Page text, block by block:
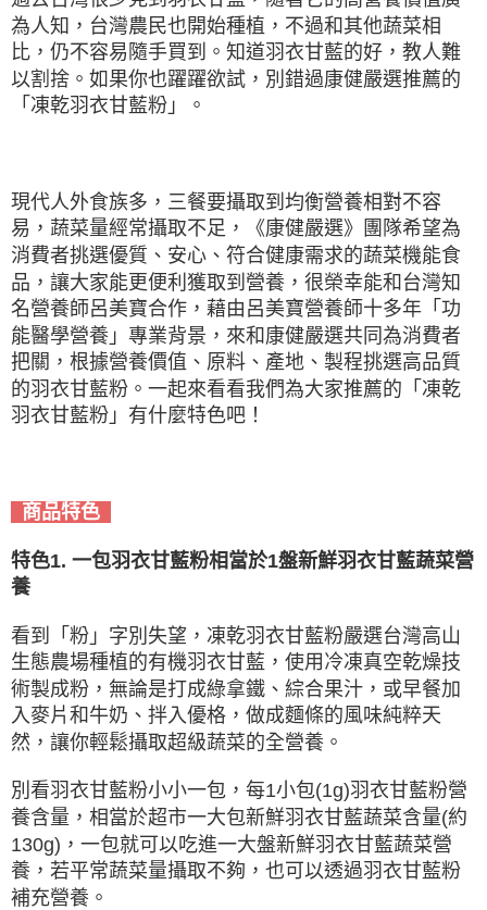
為人知，台灣農民也開始種植，不過和其他蔬菜相
比，仍不容易隨手買到。知道羽衣甘藍的好，教人難
以割捨。如果你也躍躍欲試，別錯過康健嚴選推薦的
「凍乾羽衣甘藍粉」。
現代人外食族多，三餐要攝取到均衡營養相對不容
易，蔬菜量經常攝取不足，《康健嚴選》團隊希望為
消費者挑選優質、安心、符合健康需求的蔬菜機能食
品，讓大家能更便利獲取到營養，很榮幸能和台灣知
名營養師呂美寶合作，藉由呂美寶營養師十多年「功
能醫學營養」專業背景，來和康健嚴選共同為消費者
把關，根據營養價值、原料、產地、製程挑選高品質
的羽衣甘藍粉。一起來看看我們為大家推薦的「凍乾
羽衣甘藍粉」有什麼特色吧！
商品特色
特色1. 一包羽衣甘藍粉相當於1盤新鮮羽衣甘藍蔬菜營
養
看到「粉」字別失望，凍乾羽衣甘藍粉嚴選台灣高山
生態農場種植的有機羽衣甘藍，使用冷凍真空乾燥技
術製成粉，無論是打成綠拿鐵、綜合果汁，或早餐加
入麥片和牛奶、拌入優格，做成麵條的風味純粹天
然，讓你輕鬆攝取超級蔬菜的全營養。
別看羽衣甘藍粉小小一包，每1小包(1g)羽衣甘藍粉營
養含量，相當於超市一大包新鮮羽衣甘藍蔬菜含量(約
130g)，一包就可以吃進一大盤新鮮羽衣甘藍蔬菜營
養，若平常蔬菜量攝取不夠，也可以透過羽衣甘藍粉
補充營養。